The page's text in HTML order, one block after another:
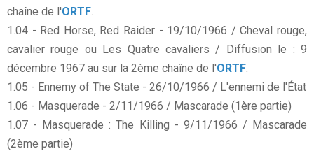
chaîne de l'ORTF
1.04 - Red Horse, Red Raider - 19/10/1966 / Cheval rouge,
cavalier rouge ou Les Quatre cavaliers / Diffusion le : 9
décembre 1967 au sur la 2ème chaîne de l'ORTF
1.05 - Ennemy of The State - 26/10/1966 / L'ennemi de l'État
1.06 - Masquerade - 2/11/1966 / Mascarade (1ère partie)
1.07 - Masquerade : The Killing - 9/11/1966 / Mascarade
(2ème partie)